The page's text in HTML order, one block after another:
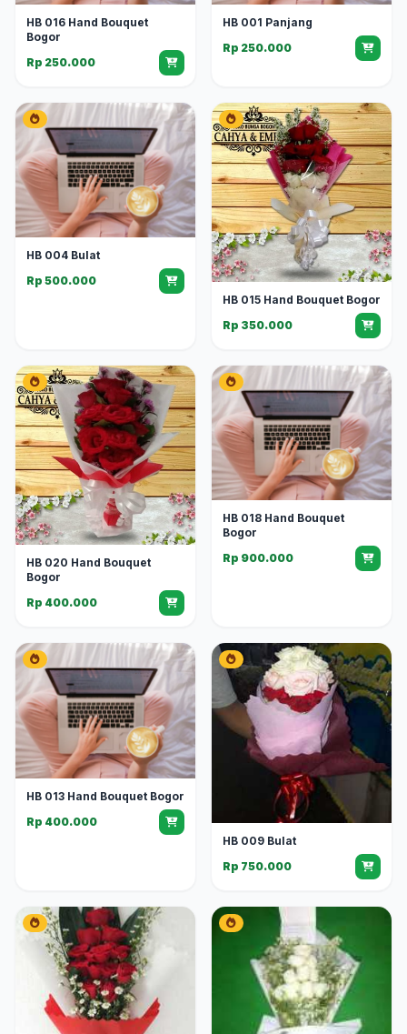
HB 016 Hand Bouquet
Bogor
Rp 250.000
HB 001 Panjang
Rp 250.000
HB 004 Bulat
Rp 500.000
HB 015 Hand Bouquet Bogor
Rp 350.000
HB 020 Hand Bouquet
Bogor
Rp 400.000
HB 018 Hand Bouquet
Bogor
Rp 900.000
HB 013 Hand Bouquet Bogor
Rp 400.000
HB 009 Bulat
Rp 750.000